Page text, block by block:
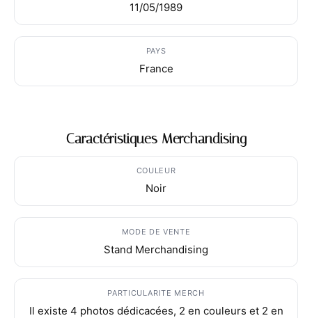
11/05/1989
PAYS
France
Caractéristiques Merchandising
COULEUR
Noir
MODE DE VENTE
Stand Merchandising
PARTICULARITE MERCH
Il existe 4 photos dédicacées, 2 en couleurs et 2 en